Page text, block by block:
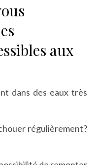
aux
dans des eaux très
régulièrement?